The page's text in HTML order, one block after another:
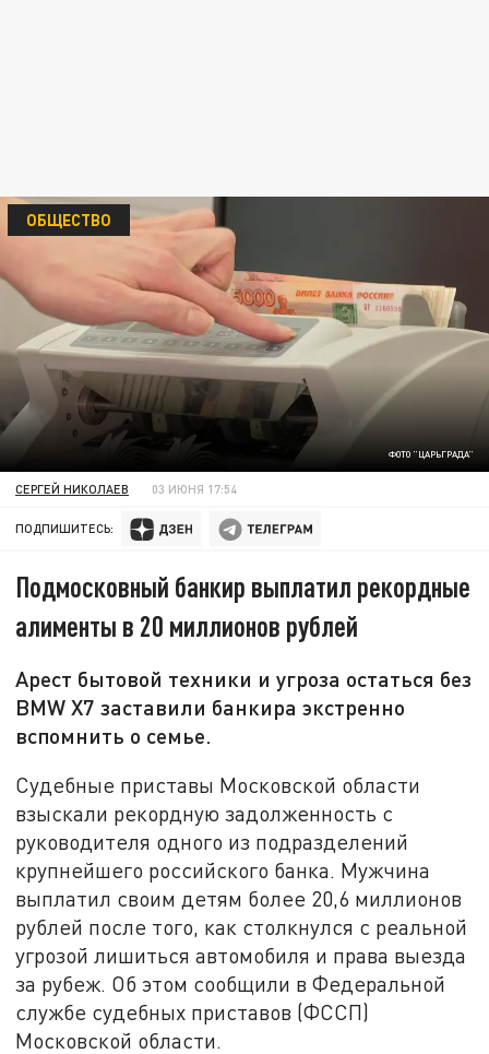
ФОТО "ЦАРЬГРАДА"
ОБЩЕСТВО
СЕРГЕЙ НИКОЛАЕВ 03 ИЮНЯ 17:54
ПОДПИШИТЕСЬ:
Подмосковный банкир выплатил рекордные
алименты в 20 миллионов рублей
Арест бытовой техники и угроза остаться без
BMW X7 заставили банкира экстренно
вспомнить о семье.
Судебные приставы Московской области
взыскали рекордную задолженность с
руководителя одного из подразделений
крупнейшего российского банка. Мужчина
выплатил своим детям более 20,6 миллионов
рублей после того, как столкнулся с реальной
угрозой лишиться автомобиля и права выезда
за рубеж. Об этом сообщили в Федеральной
службе судебных приставов (ФССП)
Московской области.